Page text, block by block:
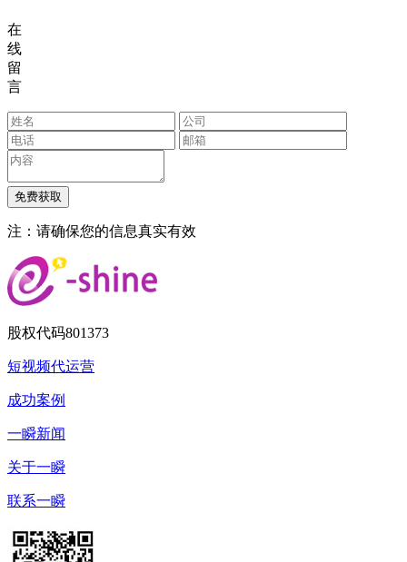
在
线
留
言
注：请确保您的信息真实有效
股权代码801373
短视频代运营
成功案例
一瞬新闻
关于一瞬
联系一瞬